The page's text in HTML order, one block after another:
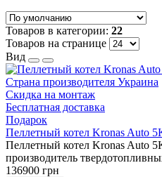
Товаров в категории: 22
Товаров на странице
Вид
Страна производителя Украина
Скидка на монтаж
Бесплатная доставка
Подарок
Пеллетный котел Kronas Auto
Пеллетный котел Kronas Auto
производитель
136900 грн